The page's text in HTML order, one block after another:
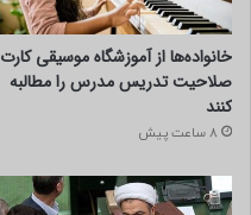
خانواده‌ها از آموزشگاه موسیقی کارت
صلاحیت تدریس مدرس را مطالبه
کنند
8 ساعت پیش